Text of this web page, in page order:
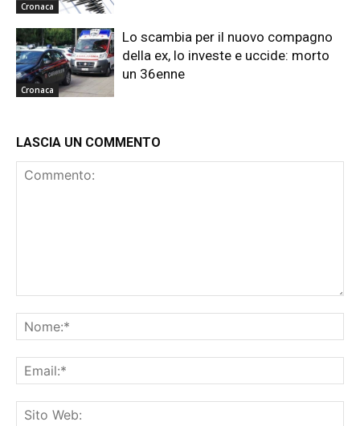
Cronaca
Cronaca
Lo scambia per il nuovo compagno
della ex, lo investe e uccide: morto
un 36enne
LASCIA UN COMMENTO